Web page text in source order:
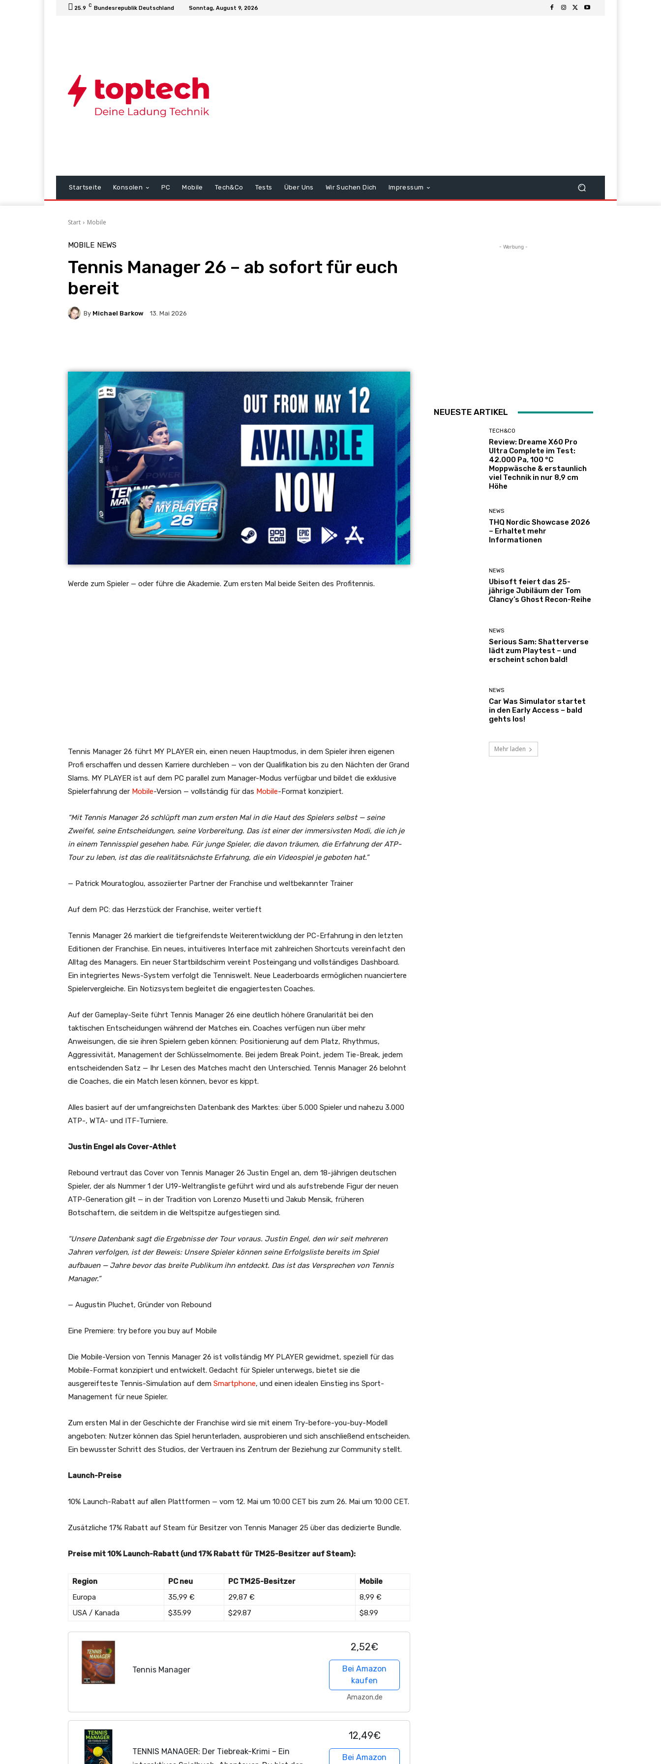
25.9 C Bundesrepublik Deutschland Sonntag, August 9, 2026
Startseite Konsolen PC Mobile Tech&Co Tests Über Uns Wir Suchen Dich Impressum
Start Mobile
MOBILE NEWS
Tennis Manager 26 – ab sofort für euch
bereit
By Michael Barkow 13. Mai 2026
Werde zum Spieler — oder führe die Akademie. Zum ersten Mal beide Seiten des Profitennis.
Tennis Manager 26 führt MY PLAYER ein, einen neuen Hauptmodus, in dem Spieler ihren eigenen
Profi erschaffen und dessen Karriere durchleben — von der Qualifikation bis zu den Nächten der Grand
Slams. MY PLAYER ist auf dem PC parallel zum Manager-Modus verfügbar und bildet die exklusive
Spielerfahrung der Mobile-Version — vollständig für das Mobile-Format konzipiert.
“Mit Tennis Manager 26 schlüpft man zum ersten Mal in die Haut des Spielers selbst — seine
Zweifel, seine Entscheidungen, seine Vorbereitung. Das ist einer der immersivsten Modi, die ich je
in einem Tennisspiel gesehen habe. Für junge Spieler, die davon träumen, die Erfahrung der ATP-
Tour zu leben, ist das die realitätsnächste Erfahrung, die ein Videospiel je geboten hat.”
— Patrick Mouratoglou, assoziierter Partner der Franchise und weltbekannter Trainer
Auf dem PC: das Herzstück der Franchise, weiter vertieft
Tennis Manager 26 markiert die tiefgreifendste Weiterentwicklung der PC-Erfahrung in den letzten
Editionen der Franchise. Ein neues, intuitiveres Interface mit zahlreichen Shortcuts vereinfacht den
Alltag des Managers. Ein neuer Startbildschirm vereint Posteingang und vollständiges Dashboard.
Ein integriertes News-System verfolgt die Tenniswelt. Neue Leaderboards ermöglichen nuanciertere
Spielervergleiche. Ein Notizsystem begleitet die engagiertesten Coaches.
Auf der Gameplay-Seite führt Tennis Manager 26 eine deutlich höhere Granularität bei den
taktischen Entscheidungen während der Matches ein. Coaches verfügen nun über mehr
Anweisungen, die sie ihren Spielern geben können: Positionierung auf dem Platz, Rhythmus,
Aggressivität, Management der Schlüsselmomente. Bei jedem Break Point, jedem Tie-Break, jedem
entscheidenden Satz — Ihr Lesen des Matches macht den Unterschied. Tennis Manager 26 belohnt
die Coaches, die ein Match lesen können, bevor es kippt.
Alles basiert auf der umfangreichsten Datenbank des Marktes: über 5.000 Spieler und nahezu 3.000
ATP-, WTA- und ITF-Turniere.
Justin Engel als Cover-Athlet
Rebound vertraut das Cover von Tennis Manager 26 Justin Engel an, dem 18-jährigen deutschen
Spieler, der als Nummer 1 der U19-Weltrangliste geführt wird und als aufstrebende Figur der neuen
ATP-Generation gilt — in der Tradition von Lorenzo Musetti und Jakub Mensik, früheren
Botschaftern, die seitdem in die Weltspitze aufgestiegen sind.
“Unsere Datenbank sagt die Ergebnisse der Tour voraus. Justin Engel, den wir seit mehreren
Jahren verfolgen, ist der Beweis: Unsere Spieler können seine Erfolgsliste bereits im Spiel
aufbauen — Jahre bevor das breite Publikum ihn entdeckt. Das ist das Versprechen von Tennis
Manager.”
— Augustin Pluchet, Gründer von Rebound
Eine Premiere: try before you buy auf Mobile
Die Mobile-Version von Tennis Manager 26 ist vollständig MY PLAYER gewidmet, speziell für das
Mobile-Format konzipiert und entwickelt. Gedacht für Spieler unterwegs, bietet sie die
ausgereifteste Tennis-Simulation auf dem Smartphone, und einen idealen Einstieg ins Sport-
Management für neue Spieler.
Zum ersten Mal in der Geschichte der Franchise wird sie mit einem Try-before-you-buy-Modell
angeboten: Nutzer können das Spiel herunterladen, ausprobieren und sich anschließend entscheiden.
Ein bewusster Schritt des Studios, der Vertrauen ins Zentrum der Beziehung zur Community stellt.
Launch-Preise
10% Launch-Rabatt auf allen Plattformen — vom 12. Mai um 10:00 CET bis zum 26. Mai um 10:00 CET.
Zusätzliche 17% Rabatt auf Steam für Besitzer von Tennis Manager 25 über das dedizierte Bundle.
Preise mit 10% Launch-Rabatt (und 17% Rabatt für TM25-Besitzer auf Steam):
Region PC neu PC TM25-Besitzer
Mobile
Europa
35,99 € 29,87 €
8,99 €
USA / Kanada
$35.99 $29.87 $8.99
Tennis Manager
2,52€
Bei Amazon
kaufen
Amazon.de
TENNIS MANAGER: Der Tiebreak-Krimi – Ein
12,49€
Bei Amazon
- Werbung -
NEUESTE ARTIKEL
TECH&CO
Review: Dreame X60 Pro
Ultra Complete im Test:
42.000 Pa, 100 °C
Moppwäsche & erstaunlich
viel Technik in nur 8,9 cm
Höhe
NEWS
THQ Nordic Showcase 2026
– Erhaltet mehr
Informationen
NEWS
Ubisoft feiert das 25-
jährige Jubiläum der Tom
Clancy’s Ghost Recon-Reihe
NEWS
Serious Sam: Shatterverse
lädt zum Playtest – und
erscheint schon bald!
NEWS
Car Was Simulator startet
in den Early Access – bald
gehts los!
Mehr laden